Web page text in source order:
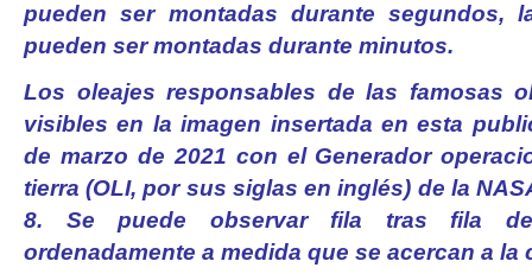
pueden ser montadas durante segundos,
pueden ser montadas durante minutos.
Los oleajes responsables de las famosas
visibles en la imagen insertada en esta
de marzo de 2021 con el Generador
tierra (OLI, por sus siglas en inglés) de la
8. Se puede observar fila tras fila de
ordenadamente a medida que se acercan a la